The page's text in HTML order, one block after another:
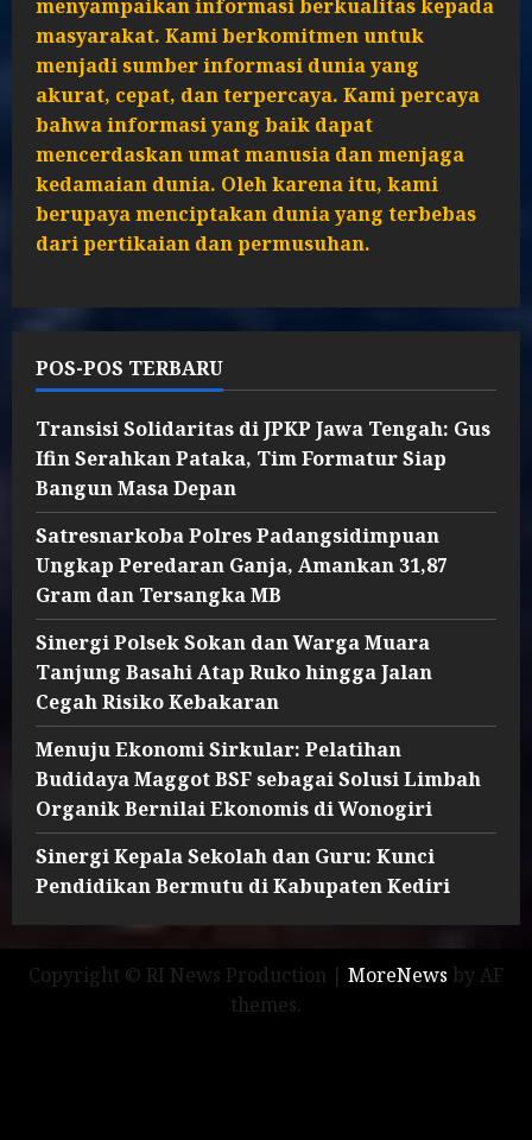
menyampaikan informasi berkualitas kepada
masyarakat. Kami berkomitmen untuk
menjadi sumber informasi dunia yang
akurat, cepat, dan terpercaya. Kami percaya
bahwa informasi yang baik dapat
mencerdaskan umat manusia dan menjaga
kedamaian dunia. Oleh karena itu, kami
berupaya menciptakan dunia yang terbebas
dari pertikaian dan permusuhan.
POS-POS TERBARU
Transisi Solidaritas di JPKP Jawa Tengah: Gus
Ifin Serahkan Pataka, Tim Formatur Siap
Bangun Masa Depan
Satresnarkoba Polres Padangsidimpuan
Ungkap Peredaran Ganja, Amankan 31,87
Gram dan Tersangka MB
Sinergi Polsek Sokan dan Warga Muara
Tanjung Basahi Atap Ruko hingga Jalan
Cegah Risiko Kebakaran
Menuju Ekonomi Sirkular: Pelatihan
Budidaya Maggot BSF sebagai Solusi Limbah
Organik Bernilai Ekonomis di Wonogiri
Sinergi Kepala Sekolah dan Guru: Kunci
Pendidikan Bermutu di Kabupaten Kediri
Copyright © RI News Production | MoreNews by AF
themes.